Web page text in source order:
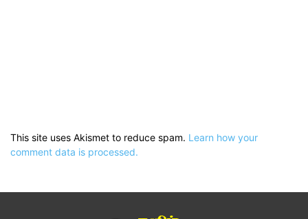
This site uses Akismet to reduce spam. Learn how your
comment data is processed.